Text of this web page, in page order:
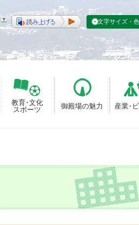
教育･文化
スポーツ
御殿場の魅力 産業･
▼ 文字サイズ・